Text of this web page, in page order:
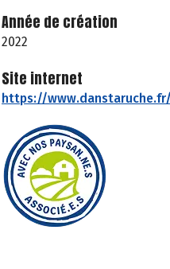
Année de création
2022
Site internet
https://